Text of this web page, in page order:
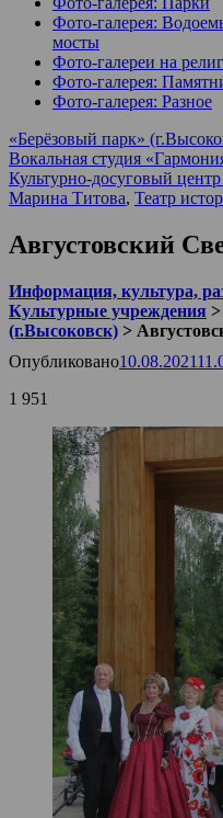
Фото-галерея:
мосты
Фото-галереи на
Фото-галерея:
Фото-галерея: Разное
«Берёзовый парк»
Вокальная студия
Культурно-досуговый
Марина Титова, Театр
Августовский
Информация, культура,
Культурные учреждения >
(г.Высоковск) >
Опубликовано10.08.2021
1 951